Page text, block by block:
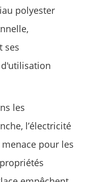
polyester
ses
les
l’électricité
pour les